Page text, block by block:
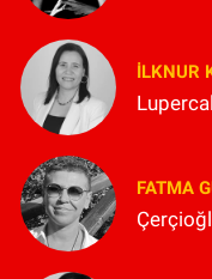
İLKNUR
FATMA